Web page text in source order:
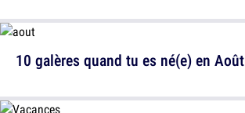
10 galères quand tu es né(e) en Août